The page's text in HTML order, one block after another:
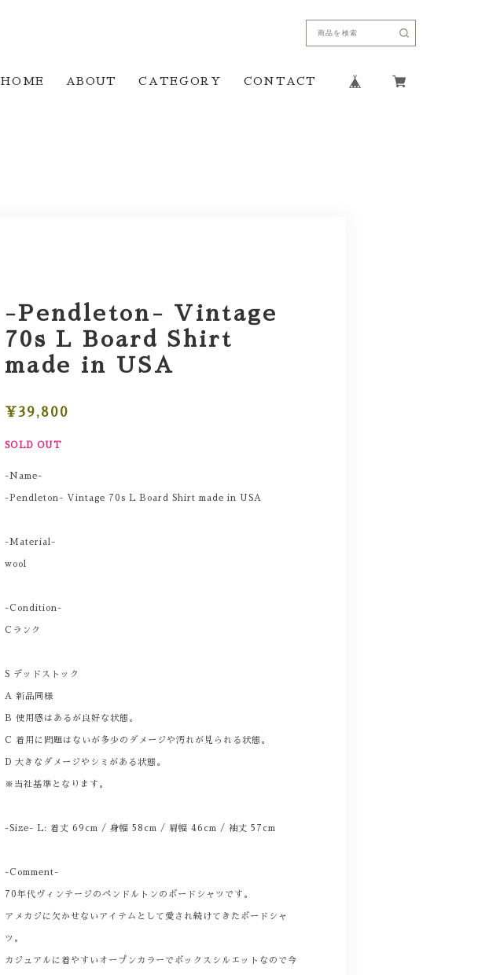
HOME ABOUT CATEGORY CONTACT
-Pendleton- Vintage
70s L Board Shirt
made in USA
¥39,800
SOLD OUT
-Name-
-Pendleton- Vintage 70s L Board Shirt made in USA
-Material-
wool
-Condition-
Cランク
S デッドストック
A 新品同様
B 使用感はあるが良好な状態。
C 着用に問題はないが多少のダメージや汚れが見られる状態。
D 大きなダメージやシミがある状態。
※当社基準となります。
-Size- L: 着丈 69cm / 身幅 58cm / 肩幅 46cm / 袖丈 57cm
-Comment-
70年代ヴィンテージのペンドルトンのボードシャツです。
アメカジに欠かせないアイテムとして愛され続けてきたボードシャ
ツ。
カジュアルに着やすいオープンカラーでボックスシルエットなので今